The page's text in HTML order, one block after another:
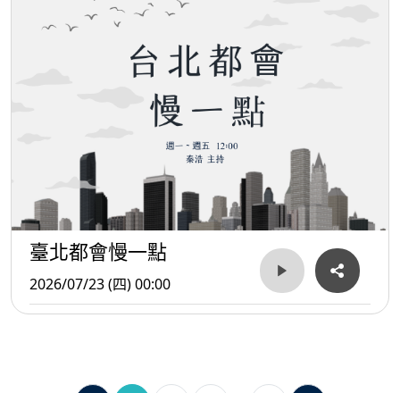
臺北都會慢一點
2026/07/23 (四) 00:00